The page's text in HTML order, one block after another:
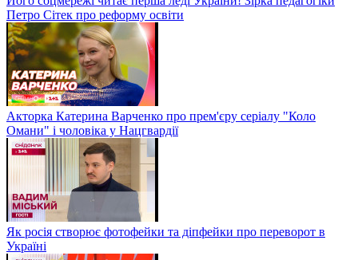
Петро Сітек про реформу освіти
Акторка Катерина Варченко про прем'єру серіалу "Коло
Омани" і чоловіка у Нацгвардії
Як росія створює фотофейки та діпфейки про переворот в
Україні